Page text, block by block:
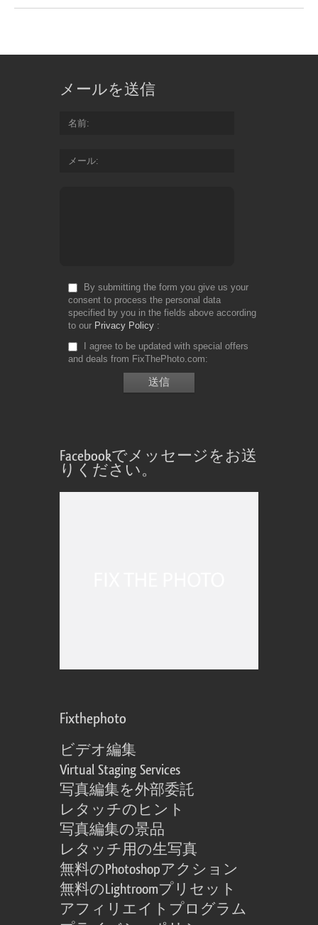
メールを送信
名前
メール
By submitting the form you give us your
consent to process the personal data
specified by you in the fields above according
to our Privacy Policy
I agree to be updated with special offers
and deals from FixThePhoto.com
Facebookでメッセージをお送
りください。
Fixthephoto
ビデオ編集
Virtual Staging Services
写真編集を外部委託
レタッチのヒント
写真編集の景品
レタッチ用の生写真
無料のPhotoshopアクション
無料のLightroomプリセット
アフィリエイトプログラム